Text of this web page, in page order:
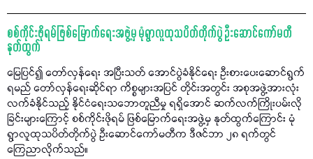
စစ်ကိုင်းဖိုရမ်ဖြစ်မြောက်ရေးအဖွဲ့မှ မုံရွာလူထုသပိတ်တိုက်ပွဲ ဦးဆောင်ကော်မတီ
နုတ်ထွက်
မြေပြင်၍ တော်လှန်ရေး အပြီးသတ် အောင်ပွဲခံနိုင်ရေး ဦးစားပေးဆောင်ရွက်
ရမည် တော်လှန်ရေးဆိုင်ရာ ကိစ္စများအပြင် တိုင်းအတွင်း အစုအဖွဲ့အားလုံး
လက်ခံနိုင်သည့် နိုင်ငံရေးသဘောတူညီမှု ရရှိအောင် ဆက်လက်ကြိုးပမ်းလို
ခြင်းများကြောင့် စစ်ကိုင်းဖိုရမ် ဖြစ်မြောက်ရေးအဖွဲ့မှ နုတ်ထွက်ကြောင်း မုံ
ရွာလူထုသပိတ်တိုက်ပွဲ ဦးဆောင်ကော်မတီက ဒီဇင်ဘာ ၂၈ ရက်တွင်
ကြေညာလိုက်သည်။